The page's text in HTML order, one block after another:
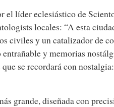
el líder eclesiástico de
locales: “A esta
civiles y un catalizador de
y memorias
se recordará con
grande, diseñada con